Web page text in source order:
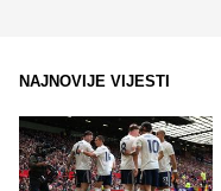
NAJNOVIJE VIJESTI